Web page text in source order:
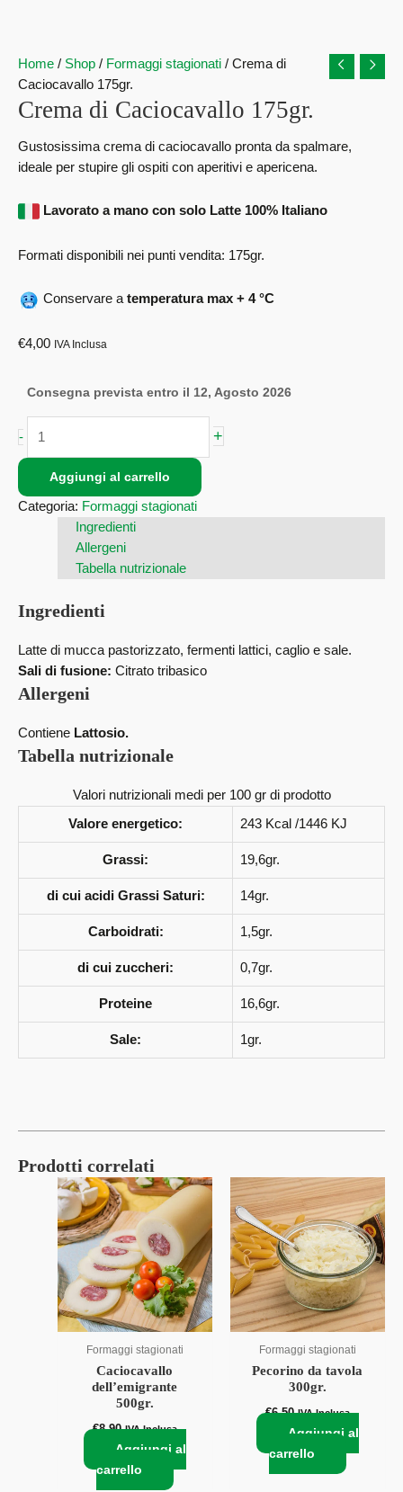
Home / Shop / Formaggi stagionati / Crema di
Caciocavallo 175gr.
Crema di Caciocavallo 175gr.
Gustosissima crema di caciocavallo pronta da spalmare,
ideale per stupire gli ospiti con aperitivi e apericena.
Lavorato a mano con solo Latte 100% Italiano
Formati disponibili nei punti vendita: 175gr.
Conservare atemperatura max + 4 °C
€4,00 IVA Inclusa
Consegna prevista entro il 12, Agosto 2026
- +
Aggiungi al carrello
Categoria: Formaggi stagionati
Ingredienti
Allergeni
Tabella nutrizionale
Ingredienti
Latte di mucca pastorizzato, fermenti lattici, caglio e sale.
Sali di fusione: Citrato tribasico
Allergeni
Contiene Lattosio.
Tabella nutrizionale
Valori nutrizionali medi per 100 gr di prodotto
Valore energetico:
243 Kcal /1446 KJ
Grassi: 19,6gr.
di cui acidi Grassi Saturi: 14gr.
Carboidrati: 1,5gr.
di cui zuccheri: 0,7gr.
Proteine 16,6gr.
Sale: 1gr.
Prodotti correlati
Formaggi stagionati
Caciocavallo
dell’emigrante
500gr.
€8,90 IVA Inclusa
Aggiungi al
carrello
Formaggi stagionati
Pecorino da tavola
300gr.
€6,50 IVA Inclusa
Aggiungi al
carrello